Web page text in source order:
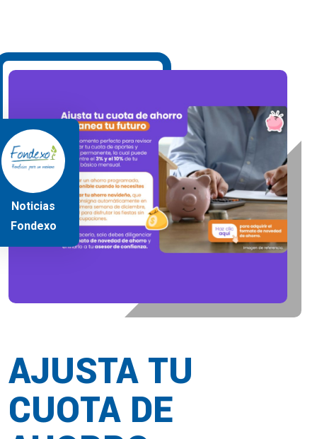
Noticias
Fondexo
AJUSTA TU
CUOTA DE